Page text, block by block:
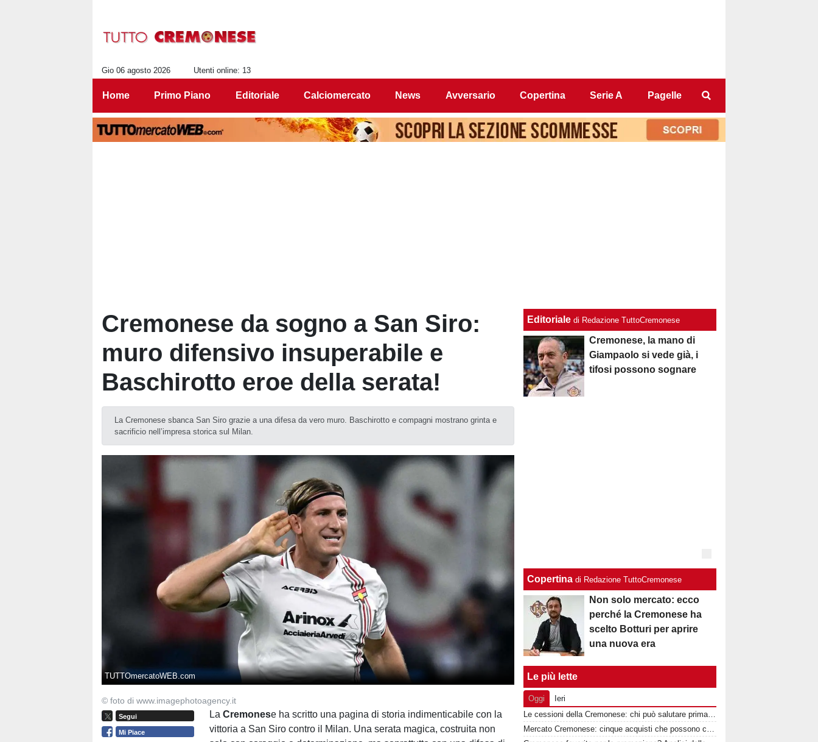
Gio 06 agosto 2026 Utenti online: 13
Home Primo Piano Editoriale Calciomercato News Avversario Copertina Serie A Pagelle
Cremonese da sogno a San Siro:
muro difensivo insuperabile e
Baschirotto eroe della serata!
La Cremonese sbanca San Siro grazie a una difesa da vero muro. Baschirotto e compagni mostrano grinta e
sacrificio nell’impresa storica sul Milan.
TUTTOmercatoWEB.com
© foto di www.imagephotoagency.it
Segui
Mi Piace
LaCremonese ha scritto una pagina di storia indimenticabile con la
vittoria a San Siro contro il Milan. Una serata magica, costruita non
Editoriale di Redazione TuttoCremonese
Cremonese, la mano di
Giampaolo si vede già, i
tifosi possono sognare
Copertina di Redazione TuttoCremonese
Non solo mercato: ecco
perché la Cremonese ha
scelto Botturi per aprire
una nuova era
Le più lette
Oggi
Ieri
Le cessioni della Cremonese: chi può salutare prima della chiusura del mercato
Mercato Cremonese: cinque acquisti che possono cambiare la stagione dei grigiorossi